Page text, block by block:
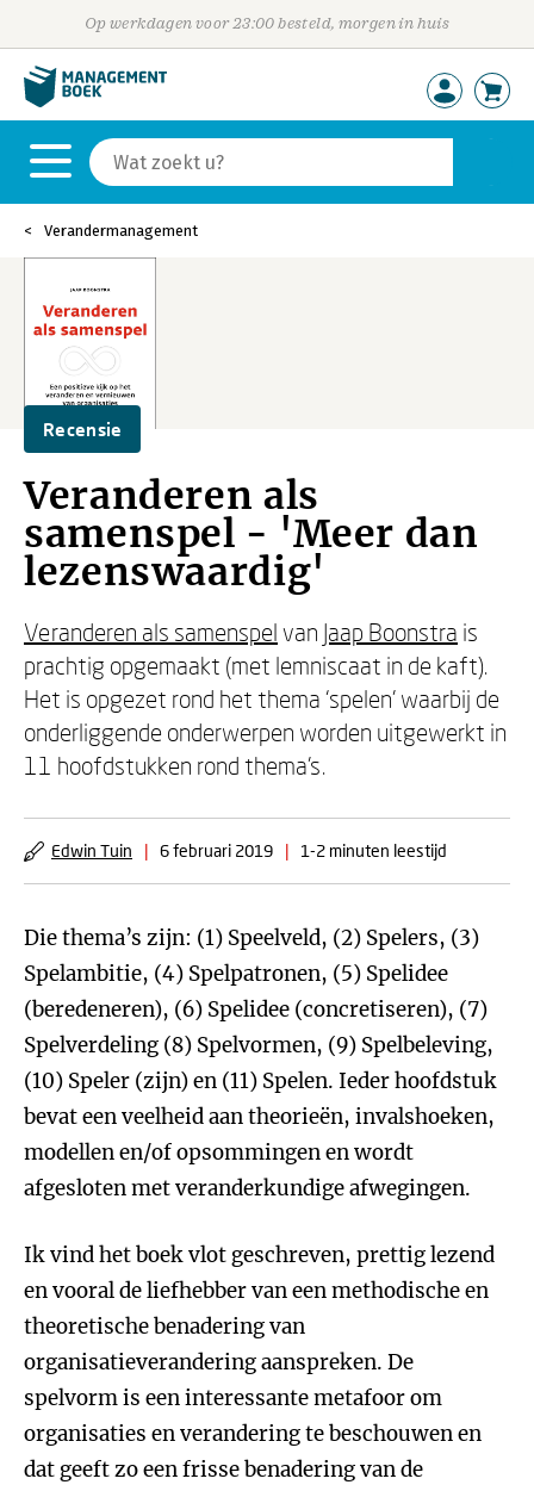
Op werkdagen voor 23:00 besteld, morgen in huis
Verandermanagement
Recensie
Veranderen als
samenspel - 'Meer dan
lezenswaardig'
Veranderen als samenspel van Jaap Boonstra is
prachtig opgemaakt (met lemniscaat in de kaft).
Het is opgezet rond het thema ‘spelen’ waarbij de
onderliggende onderwerpen worden uitgewerkt in
11 hoofdstukken rond thema’s.
Edwin Tuin | 6 februari 2019 | 1-2 minuten leestijd
Die thema’s zijn: (1) Speelveld, (2) Spelers, (3)
Spelambitie, (4) Spelpatronen, (5) Spelidee
(beredeneren), (6) Spelidee (concretiseren), (7)
Spelverdeling (8) Spelvormen, (9) Spelbeleving,
(10) Speler (zijn) en (11) Spelen. Ieder hoofdstuk
bevat een veelheid aan theorieën, invalshoeken,
modellen en/of opsommingen en wordt
afgesloten met veranderkundige afwegingen.
Ik vind het boek vlot geschreven, prettig lezend
en vooral de liefhebber van een methodische en
theoretische benadering van
organisatieverandering aanspreken. De
spelvorm is een interessante metafoor om
organisaties en verandering te beschouwen en
dat geeft zo een frisse benadering van de